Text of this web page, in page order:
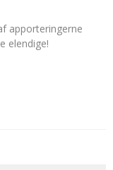
apporteringerne
elendige!